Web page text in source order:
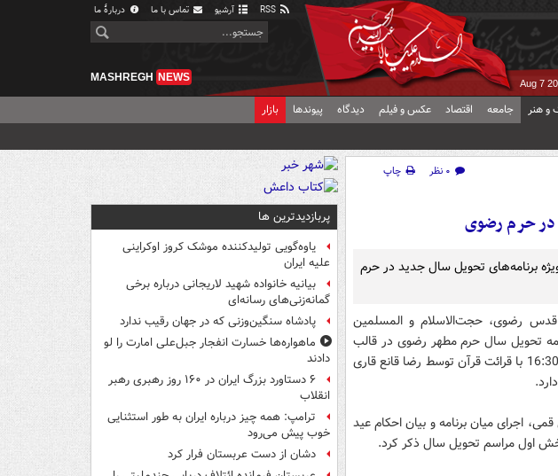
آرشیو تماس با ما دربارهٔ ما
Aug 7
MASHREGH NEWS
و هنر جامعه اقتصاد عکس و فیلم دیدگاه پیوندها بازار
۰ نظر
چاپ
در حرم رضوی
برنامه‌های تحویل سال جدید در حرم
قدس رضوی، حجت‌الاسلام و المسلمین
تحویل سال حرم مطهر رضوی در قالب
دو بخش تدارک دیده شده که بخش نخست آن از ساعت 16:30 با قرائت قرآن توسط رضا قانع قاری
اجرای میان برنامه و بیان احکام عید
بخش اول مراسم تحویل سال ذکر کرد.
پربازدیدترین ها
یاوه‌گویی تولیدکننده موشک کروز اوکراینی
علیه ایران
بیانیه خانواده شهید لاریجانی درباره برخی
گمانه‌زنی‌های رسانه‌ای
پادشاه سنگین‌وزنی که در جهان رقیب ندارد
ماهواره‌ها خسارت انفجار جبل‌علی امارت را لو
دادند
۶ دستاورد بزرگ ایران در ۱۶۰ روز رهبری رهبر
انقلاب
ترامپ: همه چیز درباره ایران به طور استثنایی
خوب پیش می‌رود
دشان از دست عربستان فرار کرد